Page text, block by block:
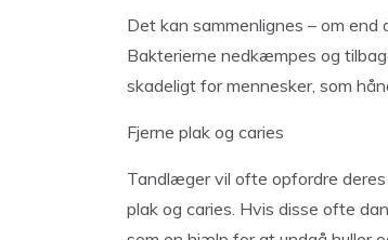
Det kan sammenlignes – om
Bakterierne nedkæmpes og
skadeligt for mennesker, som
Fjerne plak og caries
Tandlæger vil ofte opfordre
plak og caries. Hvis disse ofte